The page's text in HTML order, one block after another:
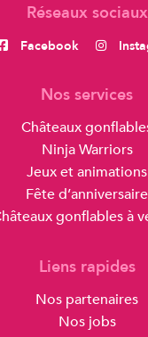
Réseaux sociaux
Facebook
Nos services
Châteaux
Ninja Warriors
Jeux et animations
Fête d’anniversaire
gonflables à
Liens rapides
Nos partenaires
Nos jobs